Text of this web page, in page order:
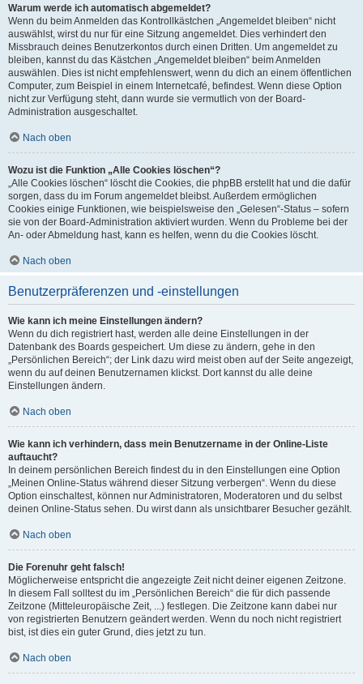
Warum werde ich automatisch abgemeldet?
Wenn du beim Anmelden das Kontrollkästchen „Angemeldet bleiben“ nicht
auswählst, wirst du nur für eine Sitzung angemeldet. Dies verhindert den
Missbrauch deines Benutzerkontos durch einen Dritten. Um angemeldet zu
bleiben, kannst du das Kästchen „Angemeldet bleiben“ beim Anmelden
auswählen. Dies ist nicht empfehlenswert, wenn du dich an einem öffentlichen
Computer, zum Beispiel in einem Internetcafé, befindest. Wenn diese Option
nicht zur Verfügung steht, dann wurde sie vermutlich von der Board-
Administration ausgeschaltet.
Nach oben
Wozu ist die Funktion „Alle Cookies löschen“?
„Alle Cookies löschen“ löscht die Cookies, die phpBB erstellt hat und die dafür
sorgen, dass du im Forum angemeldet bleibst. Außerdem ermöglichen
Cookies einige Funktionen, wie beispielsweise den „Gelesen“-Status – sofern
sie von der Board-Administration aktiviert wurden. Wenn du Probleme bei der
An- oder Abmeldung hast, kann es helfen, wenn du die Cookies löscht.
Nach oben
Benutzerpräferenzen und -einstellungen
Wie kann ich meine Einstellungen ändern?
Wenn du dich registriert hast, werden alle deine Einstellungen in der
Datenbank des Boards gespeichert. Um diese zu ändern, gehe in den
„Persönlichen Bereich“; der Link dazu wird meist oben auf der Seite angezeigt,
wenn du auf deinen Benutzernamen klickst. Dort kannst du alle deine
Einstellungen ändern.
Nach oben
Wie kann ich verhindern, dass mein Benutzername in der Online-Liste
auftaucht?
In deinem persönlichen Bereich findest du in den Einstellungen eine Option
„Meinen Online-Status während dieser Sitzung verbergen“. Wenn du diese
Option einschaltest, können nur Administratoren, Moderatoren und du selbst
deinen Online-Status sehen. Du wirst dann als unsichtbarer Besucher gezählt.
Nach oben
Die Forenuhr geht falsch!
Möglicherweise entspricht die angezeigte Zeit nicht deiner eigenen Zeitzone.
In diesem Fall solltest du im „Persönlichen Bereich“ die für dich passende
Zeitzone (Mitteleuropäische Zeit, ...) festlegen. Die Zeitzone kann dabei nur
von registrierten Benutzern geändert werden. Wenn du noch nicht registriert
bist, ist dies ein guter Grund, dies jetzt zu tun.
Nach oben